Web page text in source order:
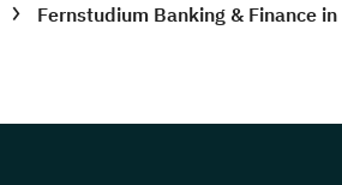
Fernstudium Banking & Finance